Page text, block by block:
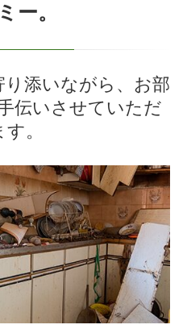
ー。
添いながら、お部
伝いさせていただ
。